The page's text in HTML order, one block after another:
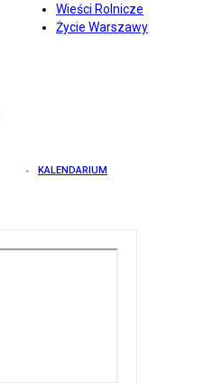
Wieści Rolnicze
Życie Warszawy
KALENDARIUM